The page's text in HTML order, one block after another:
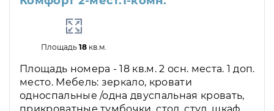
Площадь18 кв.м.
Площадь номера - 18 кв.м. 2 осн. места. 1 доп.
место. Мебель: зеркало, кровати
односпальные /одна двуспальная кровать,